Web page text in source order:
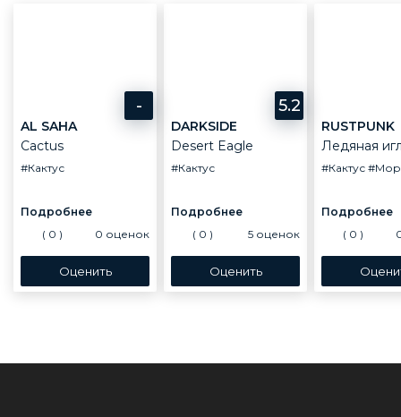
-
AL SAHA
Cactus
#Кактус
( 0 ) 0 оценок
5.2
DARKSIDE
Desert Eagle
#Кактус
( 0 ) 5 оценок
RUSTPUNK
Ледяная
#Кактус
( 0 )